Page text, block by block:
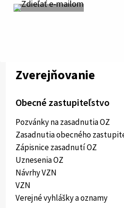
Zverejňovanie
Obecné zastupiteľstvo
Pozvánky na zasadnutia OZ
Zasadnutia obecného
Zápisnice zasadnutí OZ
Uznesenia OZ
Návrhy VZN
VZN
Verejné vyhlášky a oznamy